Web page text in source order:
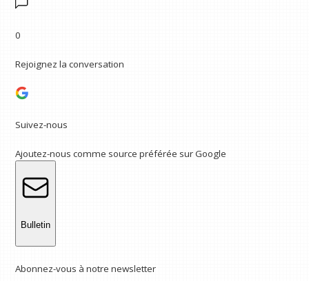
0
Rejoignez la conversation
Suivez-nous
Ajoutez-nous comme source préférée sur Google
Bulletin
Abonnez-vous à notre newsletter